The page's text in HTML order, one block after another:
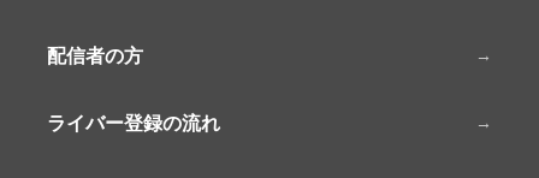
配信者の方
ライバー登録の流れ